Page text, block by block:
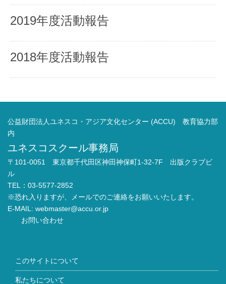
2019年度活動報告
2018年度活動報告
公益財団法人ユネスコ・アジア文化センター (ACCU) 教育協力部
内
ユネスコスクール事務局
〒101-0051 東京都千代田区神田神保町1-32-7F 出版クラブビ
ル
TEL：03-5577-2852
※恐れ入りますが、メールでのご連絡をお願いいたします。
E-MAIL: webmaster@accu.or.jp
お問い合わせ
このサイトについて
私たちについて